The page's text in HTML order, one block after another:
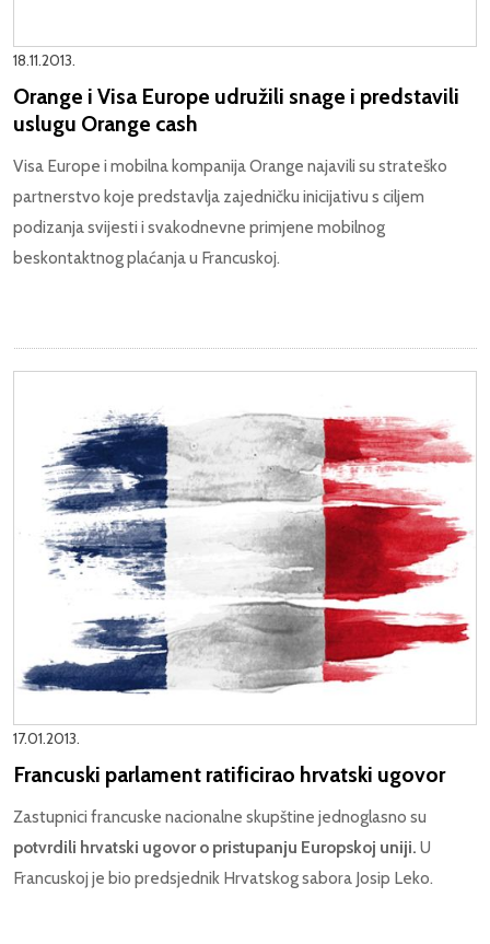
18.11.2013.
Orange i Visa Europe udružili snage i predstavili
uslugu Orange cash
Visa Europe i mobilna kompanija Orange najavili su strateško
partnerstvo koje predstavlja zajedničku inicijativu s ciljem
podizanja svijesti i svakodnevne primjene mobilnog
beskontaktnog plaćanja u Francuskoj.
17.01.2013.
Francuski parlament ratificirao hrvatski ugovor
Zastupnici francuske nacionalne skupštine jednoglasno su
potvrdili hrvatski ugovor o pristupanju Europskoj uniji. U
Francuskoj je bio predsjednik Hrvatskog sabora Josip Leko.